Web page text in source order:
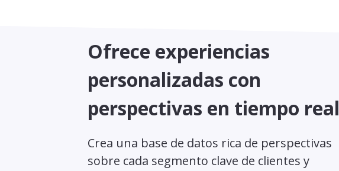
Ofrece experiencias
personalizadas con
perspectivas en tiempo real
Crea una base de datos rica de perspectivas
sobre cada segmento clave de clientes y